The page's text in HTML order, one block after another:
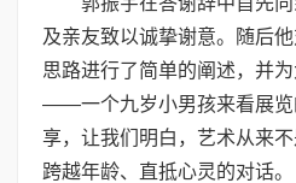
及亲友致以诚挚谢意。随后
思路进行了简单的阐述，并
——一个九岁小男孩来看展览
享，让我们明白，艺术从来
跨越年龄、直抵心灵的对话。